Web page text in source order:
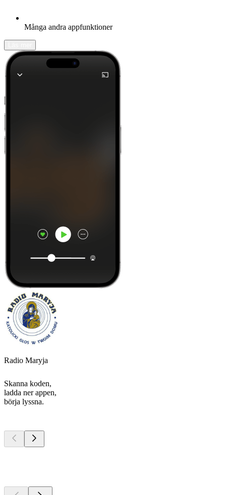
Många andra appfunktioner
Radio Maryja
Skanna koden,
ladda ner appen,
börja lyssna.